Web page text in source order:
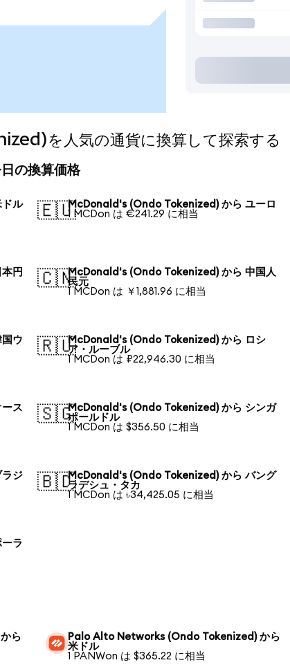
を人気の通貨に換算して探索する
の換算価格
ル
🇪🇺McDonald's (Ondo Tokenized) から ユーロ
1 MCDon は €241.29 に相当
円
🇨🇳McDonald's (Ondo Tokenized) から 中国人
民元
1 MCDon は ￥1,881.96 に相当
ウ
🇷🇺McDonald's (Ondo Tokenized) から ロシ
ア・ルーブル
1 MCDon は ₽22,946.30 に相当
ス
🇸🇬McDonald's (Ondo Tokenized) から シンガ
ポールドル
1 MCDon は $356.50 に相当
ジ
🇧🇩McDonald's (Ondo Tokenized) から バング
ラデシュ・タカ
1 MCDon は ৳34,425.05 に相当
ラ
ら
Palo Alto Networks (Ondo Tokenized) から
米ドル
1 PANWon は $365.22 に相当